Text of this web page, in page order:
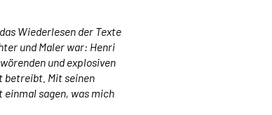
Wiederlesen der Texte
und Maler war: Henri
und explosiven
betreibt. Mit seinen
einmal sagen, was mich